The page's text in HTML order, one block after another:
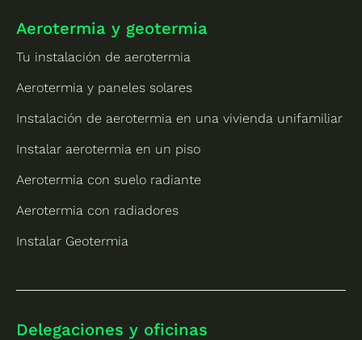
Aerotermia y geotermia
Tu instalación de aerotermia
Aerotermia y paneles solares
Instalación de aerotermia en una vivienda unifamiliar
Instalar aerotermia en un piso
Aerotermia con suelo radiante
Aerotermia con radiadores
Instalar Geotermia
Delegaciones y oficinas